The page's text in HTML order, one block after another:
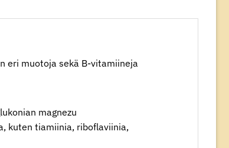
eri muotoja sekä B-vitamiineja
magnezu
kuten tiamiinia, riboflaviinia,